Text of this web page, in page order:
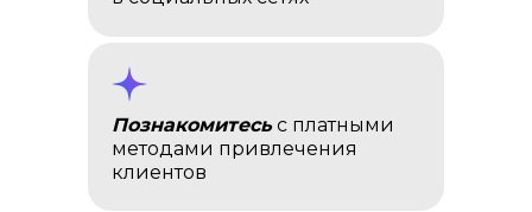
Познакомитесьс платными
методами привлечения
клиентов